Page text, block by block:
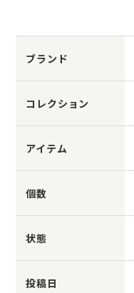
ブランド
コレクション
アイテム
個数
状態
投稿日